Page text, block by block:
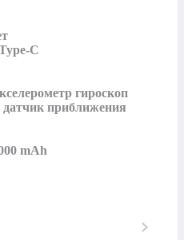
C
гироскоп
приближения
mAh